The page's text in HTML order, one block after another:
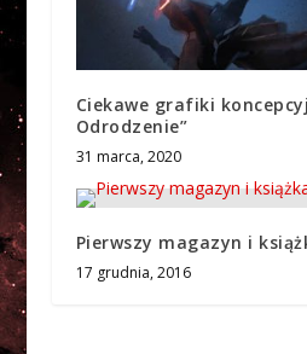
Ciekawe grafiki
Odrodzenie”
31 marca, 2020
Pierwszy magazyn i
17 grudnia, 2016